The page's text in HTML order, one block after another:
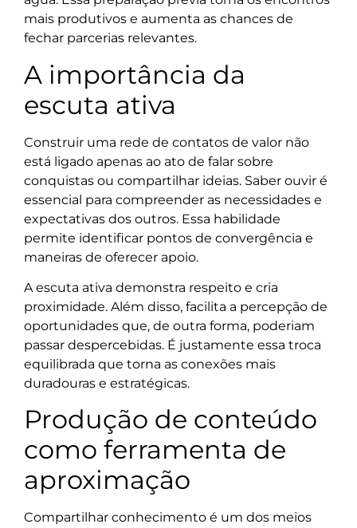
mais produtivos e aumenta as chances de
fechar parcerias relevantes.
A importância da
escuta ativa
Construir uma rede de contatos de valor não
está ligado apenas ao ato de falar sobre
conquistas ou compartilhar ideias. Saber ouvir é
essencial para compreender as necessidades e
expectativas dos outros. Essa habilidade
permite identificar pontos de convergência e
maneiras de oferecer apoio.
A escuta ativa demonstra respeito e cria
proximidade. Além disso, facilita a percepção de
oportunidades que, de outra forma, poderiam
passar despercebidas. É justamente essa troca
equilibrada que torna as conexões mais
duradouras e estratégicas.
Produção de conteúdo
como ferramenta de
aproximação
Compartilhar conhecimento é um dos meios